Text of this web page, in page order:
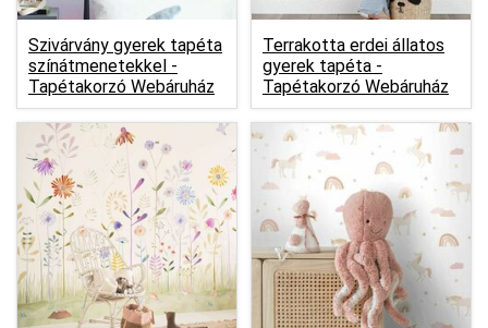
Szivárvány gyerek tapéta
színátmenetekkel -
Tapétakorzó Webáruház
Terrakotta erdei állatos
gyerek tapéta -
Tapétakorzó Webáruház